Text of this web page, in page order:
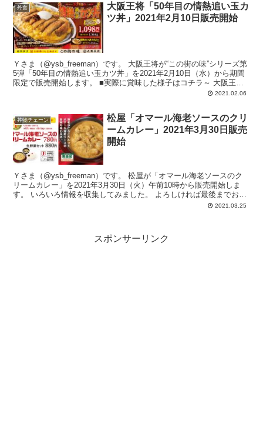
外食
大阪王将「50年目の情熱追い玉カ
ツ丼」2021年2月10日販売開始
Ｙさま（@ysb_freeman）です。 大阪王将が“この街の味”シリーズ第
5弾「50年目の情熱追い玉カツ丼」を2021年2月10日（水）から期間
限定で販売開始します。 ■実際に賞味した様子はコチラ～ 大阪王将
2021.02.06
丼物チェーン
松屋「オマール海老ソースのクリ
ームカレー」2021年3月30日販売
開始
Ｙさま（@ysb_freeman）です。 松屋が「オマール海老ソースのク
リームカレー」を2021年3月30日（火）午前10時から販売開始しま
す。 いろいろ情報を収集してみました。 よろしければ最後までお付
2021.03.25
スポンサーリンク